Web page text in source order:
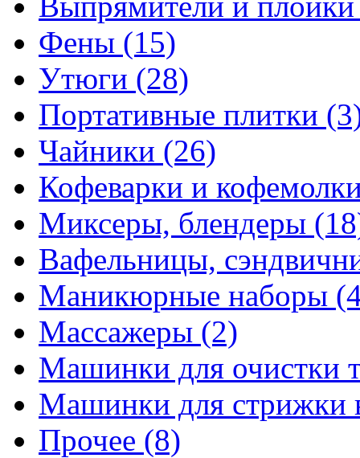
Фены (15)
Утюги (28)
Портативные плитки
Чайники (26)
Кофеварки и
Миксеры, блендеры
Вафельницы,
Маникюрные наборы
Массажеры (2)
Машинки для очистки
Машинки для стрижки
Прочее (8)